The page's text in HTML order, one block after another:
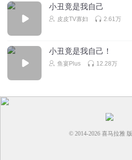
小丑竟是我自己
皮皮TV寡妇 2.61万
小丑竟是我自己！
鱼宴Plus 12.28万
© 2014-2026 喜马拉雅